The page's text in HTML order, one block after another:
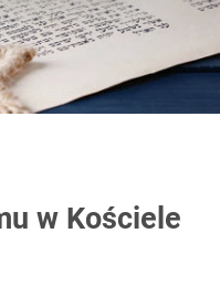
w Kościele